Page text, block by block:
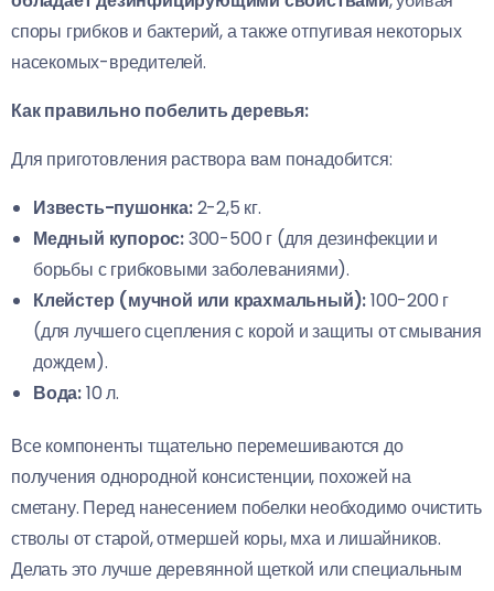
споры грибков и бактерий, а также отпугивая некоторых
насекомых-вредителей.
Как правильно побелить деревья:
Для приготовления раствора вам понадобится:
Известь-пушонка:2-2,5 кг.
Медный купорос:300-500 г (для дезинфекции и
борьбы с грибковыми заболеваниями).
Клейстер (мучной или крахмальный):100-200 г
(для лучшего сцепления с корой и защиты от смывания
дождем).
Вода:10 л.
Все компоненты тщательно перемешиваются до
получения однородной консистенции, похожей на
сметану. Перед нанесением побелки необходимо очистить
стволы от старой, отмершей коры, мха и лишайников.
Делать это лучше деревянной щеткой или специальным